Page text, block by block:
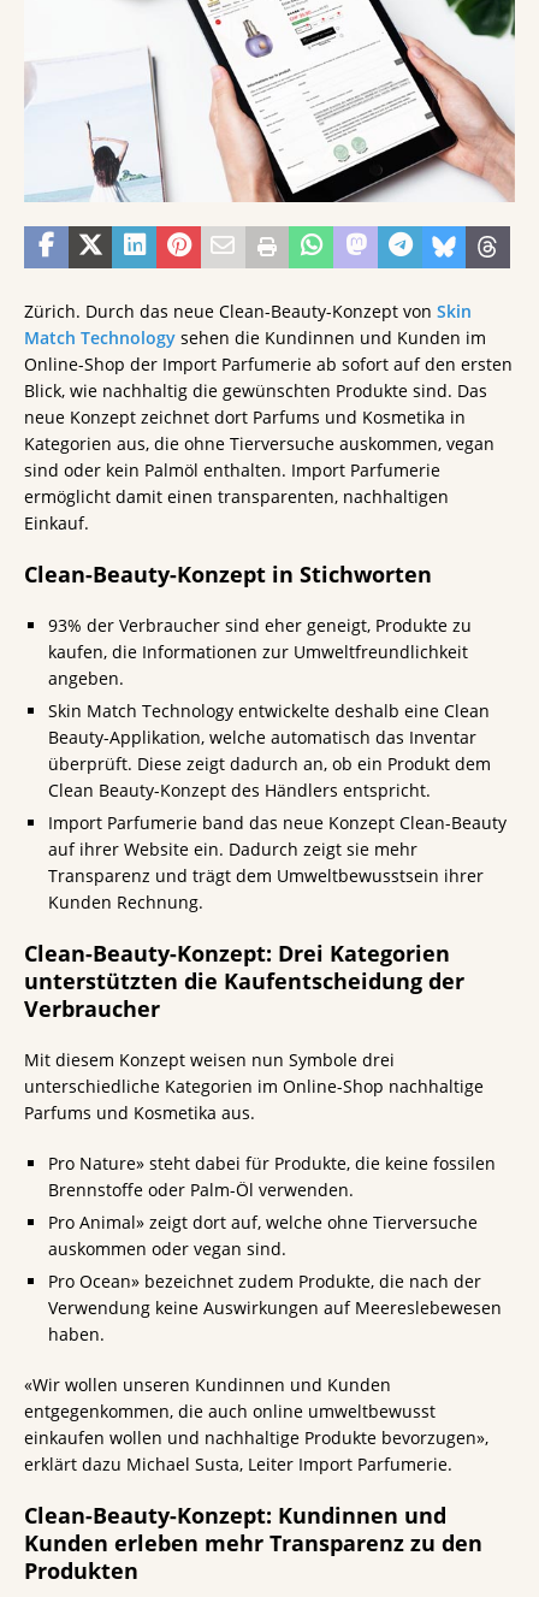
Zürich. Durch das neue Clean-Beauty-Konzept von Skin
Match Technology sehen die Kundinnen und Kunden im
Online-Shop der Import Parfumerie ab sofort auf den ersten
Blick, wie nachhaltig die gewünschten Produkte sind. Das
neue Konzept zeichnet dort Parfums und Kosmetika in
Kategorien aus, die ohne Tierversuche auskommen, vegan
sind oder kein Palmöl enthalten. Import Parfumerie
ermöglicht damit einen transparenten, nachhaltigen
Einkauf.
Clean-Beauty-Konzept in Stichworten
93% der Verbraucher sind eher geneigt, Produkte zu
kaufen, die Informationen zur Umweltfreundlichkeit
angeben.
Skin Match Technology entwickelte deshalb eine Clean
Beauty-Applikation, welche automatisch das Inventar
überprüft. Diese zeigt dadurch an, ob ein Produkt dem
Clean Beauty-Konzept des Händlers entspricht.
Import Parfumerie band das neue Konzept Clean-Beauty
auf ihrer Website ein. Dadurch zeigt sie mehr
Transparenz und trägt dem Umweltbewusstsein ihrer
Kunden Rechnung.
Clean-Beauty-Konzept: Drei Kategorien
unterstützten die Kaufentscheidung der
Verbraucher
Mit diesem Konzept weisen nun Symbole drei
unterschiedliche Kategorien im Online-Shop nachhaltige
Parfums und Kosmetika aus.
Pro Nature» steht dabei für Produkte, die keine fossilen
Brennstoffe oder Palm-Öl verwenden.
Pro Animal» zeigt dort auf, welche ohne Tierversuche
auskommen oder vegan sind.
Pro Ocean» bezeichnet zudem Produkte, die nach der
Verwendung keine Auswirkungen auf Meereslebewesen
haben.
«Wir wollen unseren Kundinnen und Kunden
entgegenkommen, die auch online umweltbewusst
einkaufen wollen und nachhaltige Produkte bevorzugen»,
erklärt dazu Michael Susta, Leiter Import Parfumerie.
Clean-Beauty-Konzept: Kundinnen und
Kunden erleben mehr Transparenz zu den
Produkten